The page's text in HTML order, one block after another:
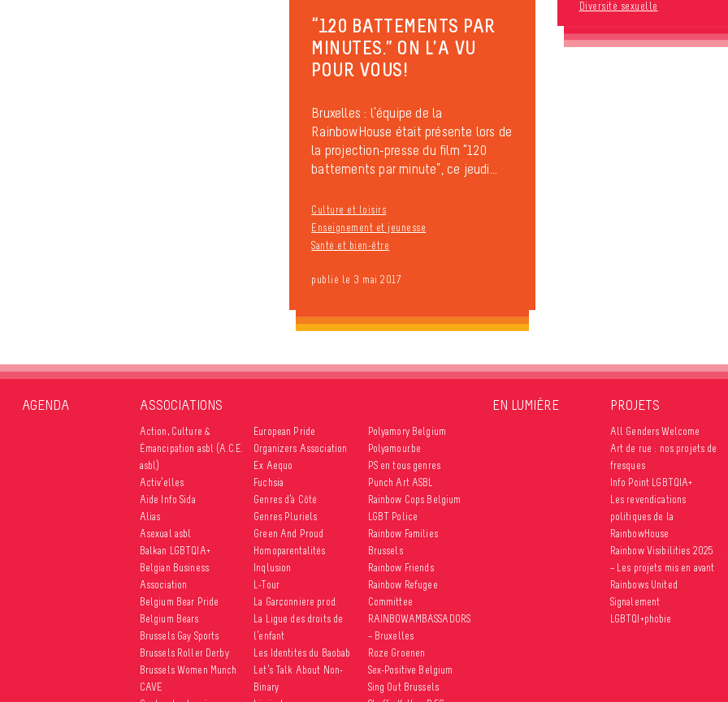
“120 BATTEMENTS PAR
MINUTES.” ON L’A VU
POUR VOUS!
Bruxelles : l’équipe de la
RainbowHouse était présente lors de
la projection-presse du film “120
battements par minute”, ce jeudi...
Culture et loisirs
Enseignement et jeunesse
Santé et bien-être
publié le 3 mai 2017
Diversité sexuelle
AGENDA ASSOCIATIONS
Action, Culture &
Émancipation asbl (A.C.E.
asbl)
Activ’elles
Aide Info Sida
Alias
Asexual asbl
Balkan LGBTQIA+
Belgian Business
Association
Belgium Bear Pride
Belgium Bears
Brussels Gay Sports
Brussels Roller Derby
Brussels Women Munch
CAVE
European Pride
Organizers Association
Ex Aequo
Fuchsia
Genres d’à Côté
Genres Pluriels
Green And Proud
Homoparentalités
Inqlusion
L-Tour
La Garçonnière prod.
La Ligue des droits de
l’enfant
Les Identités du Baobab
Let’s Talk About Non-
Binary
Polyamory Belgium
Polyamour.be
PS en tous genres
Punch Art ASBL
Rainbow Cops Belgium
LGBT Police
Rainbow Families
Brussels
Rainbow Friends
Rainbow Refugee
Committee
RAINBOWAMBASSADORS
– Bruxelles
Roze Groenen
Sex-Positive Belgium
Sing Out Brussels
EN LUMIÈRE PROJETS
All Genders Welcome
Art de rue : nos projets de
fresques
Info Point LGBTQIA+
Les revendications
politiques de la
RainbowHouse
Rainbow Visibilities 2025
– Les projets mis en avant
Rainbows United
Signalement
LGBTQI+phobie